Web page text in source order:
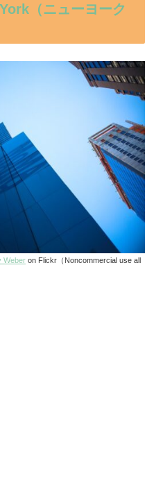
（ニューヨーク
Weber on Flickr（Noncommercial use all